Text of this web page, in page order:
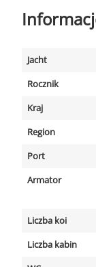
Jacht
Rocznik
Kraj
Region
Port
Armator
Liczba koi
Liczba kabin